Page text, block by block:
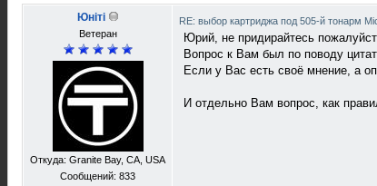
Юнiтi
Ветеран
Откуда: Granite Bay, CA, USA
Сообщений: 833
RE: выбор картриджа под 505-й тонарм
Юрий, не придирайтесь
Вопрос к Вам был по поводу
Если у Вас есть своё мнение, а
И отдельно Вам вопрос, как